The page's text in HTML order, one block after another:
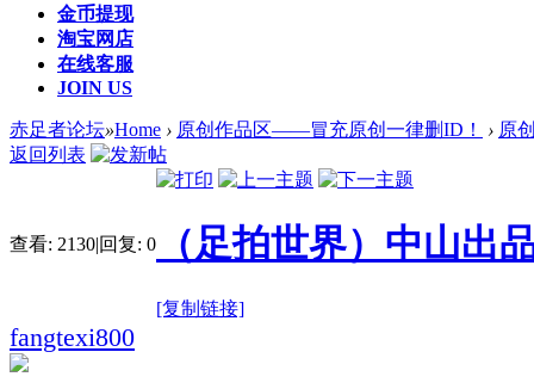
金币提现
淘宝网店
在线客服
JOIN US
赤足者论坛»Home › 原创作品区——冒充原创一律删ID！ › 原
返回列表
查看: 2130|回复: 0 （足拍世界）中山
[复制链接]
fangtexi800